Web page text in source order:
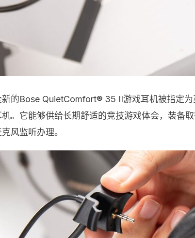
的Bose QuietComfort® 35 II游戏耳机被指定
。它能够供给长期舒适的竞技游戏体会，装备
风监听办理。